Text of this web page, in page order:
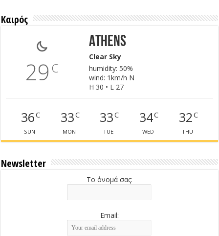
Καιρός
29 C
Athens
Clear Sky
humidity: 50%
wind: 1km/h N
H 30 • L 27
36C
SUN
33C
MON
33C
TUE
34C
WED
32C
THU
Newsletter
Το όνομά σας:
Email: